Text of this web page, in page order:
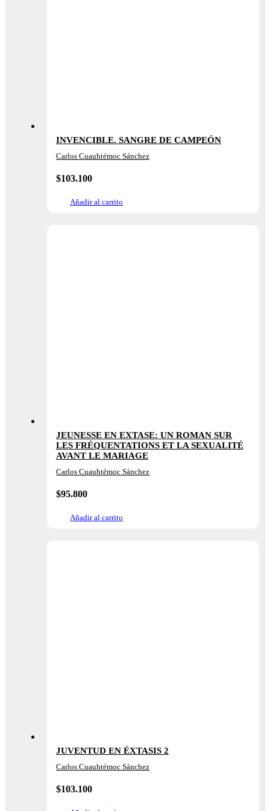
INVENCIBLE. SANGRE DE CAMPEÓN
Carlos Cuauhtémoc Sánchez
$103.100
Añadir al carrito
JEUNESSE EN EXTASE: UN ROMAN SUR
LES FRÉQUENTATIONS ET LA SEXUALITÉ
AVANT LE MARIAGE
Carlos Cuauhtémoc Sánchez
$95.800
Añadir al carrito
JUVENTUD EN ÉXTASIS 2
Carlos Cuauhtémoc Sánchez
$103.100